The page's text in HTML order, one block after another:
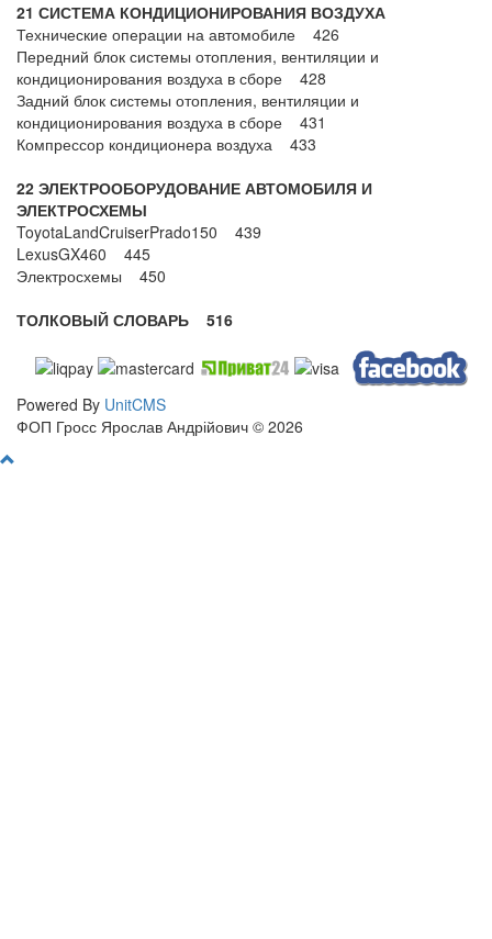
21 СИСТЕМА КОНДИЦИОНИРОВАНИЯ ВОЗДУХА
Технические операции на автомобиле 426
Передний блок системы отопления, вентиляции и
кондиционирования воздуха в сборе 428
Задний блок системы отопления, вентиляции и
кондиционирования воздуха в сборе 431
Компрессор кондиционера воздуха 433
22 ЭЛЕКТРООБОРУДОВАНИЕ АВТОМОБИЛЯ И
ЭЛЕКТРОСХЕМЫ
ToyotaLandCruiserPrado150 439
LexusGX460 445
Электросхемы 450
ТОЛКОВЫЙ СЛОВАРЬ 516
Powered By UnitCMS
ФОП Гросс Ярослав Андрійович © 2026